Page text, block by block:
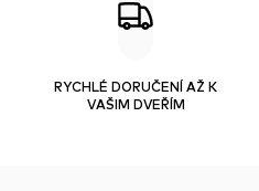
RYCHLÉ DORUČENÍ AŽ K
VAŠIM DVEŘÍM